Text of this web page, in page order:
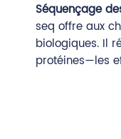
Séquençage
seq offre aux
biologiques. Il
protéines—les